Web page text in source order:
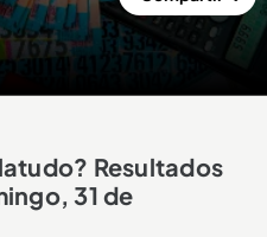
Resultados
31 de